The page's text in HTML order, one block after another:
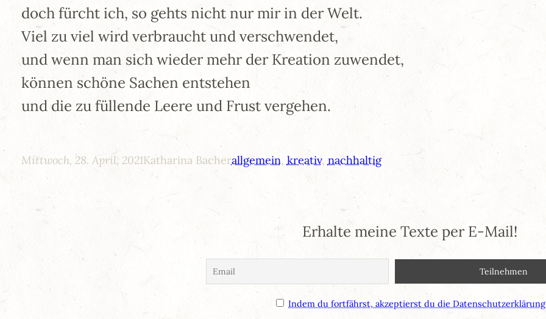
doch fürcht ich, so gehts nicht nur mir in der Welt.
Viel zu viel wird verbraucht und verschwendet,
und wenn man sich wieder mehr der Kreation zuwendet,
können schöne Sachen entstehen
und die zu füllende Leere und Frust vergehen.
Mittwoch, 28. April, 2021Katharina Bacherallgemein, kreativ, nachhaltig
Erhalte meine Texte per E-Mail!
Indem du fortfährst, akzeptierst du die Datenschutzerklärung